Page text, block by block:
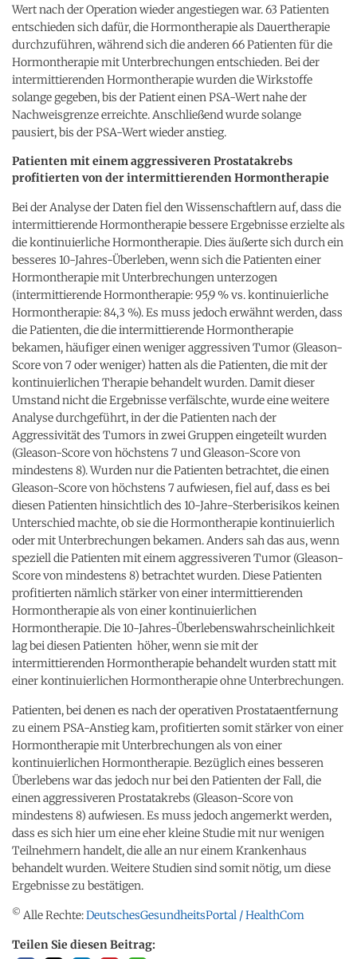
Wert nach der Operation wieder angestiegen war. 63 Patienten
entschieden sich dafür, die Hormontherapie als Dauertherapie
durchzuführen, während sich die anderen 66 Patienten für die
Hormontherapie mit Unterbrechungen entschieden. Bei der
intermittierenden Hormontherapie wurden die Wirkstoffe
solange gegeben, bis der Patient einen PSA-Wert nahe der
Nachweisgrenze erreichte. Anschließend wurde solange
pausiert, bis der PSA-Wert wieder anstieg.
Patienten mit einem aggressiveren Prostatakrebs
profitierten von der intermittierenden Hormontherapie
Bei der Analyse der Daten fiel den Wissenschaftlern auf, dass die
intermittierende Hormontherapie bessere Ergebnisse erzielte als
die kontinuierliche Hormontherapie. Dies äußerte sich durch ein
besseres 10-Jahres-Überleben, wenn sich die Patienten einer
Hormontherapie mit Unterbrechungen unterzogen
(intermittierende Hormontherapie: 95,9 % vs. kontinuierliche
Hormontherapie: 84,3 %). Es muss jedoch erwähnt werden, dass
die Patienten, die die intermittierende Hormontherapie
bekamen, häufiger einen weniger aggressiven Tumor (Gleason-
Score von 7 oder weniger) hatten als die Patienten, die mit der
kontinuierlichen Therapie behandelt wurden. Damit dieser
Umstand nicht die Ergebnisse verfälschte, wurde eine weitere
Analyse durchgeführt, in der die Patienten nach der
Aggressivität des Tumors in zwei Gruppen eingeteilt wurden
(Gleason-Score von höchstens 7 und Gleason-Score von
mindestens 8). Wurden nur die Patienten betrachtet, die einen
Gleason-Score von höchstens 7 aufwiesen, fiel auf, dass es bei
diesen Patienten hinsichtlich des 10-Jahre-Sterberisikos keinen
Unterschied machte, ob sie die Hormontherapie kontinuierlich
oder mit Unterbrechungen bekamen. Anders sah das aus, wenn
speziell die Patienten mit einem aggressiveren Tumor (Gleason-
Score von mindestens 8) betrachtet wurden. Diese Patienten
profitierten nämlich stärker von einer intermittierenden
Hormontherapie als von einer kontinuierlichen
Hormontherapie. Die 10-Jahres-Überlebenswahrscheinlichkeit
lag bei diesen Patienten höher, wenn sie mit der
intermittierenden Hormontherapie behandelt wurden statt mit
einer kontinuierlichen Hormontherapie ohne Unterbrechungen.
Patienten, bei denen es nach der operativen Prostataentfernung
zu einem PSA-Anstieg kam, profitierten somit stärker von einer
Hormontherapie mit Unterbrechungen als von einer
kontinuierlichen Hormontherapie. Bezüglich eines besseren
Überlebens war das jedoch nur bei den Patienten der Fall, die
einen aggressiveren Prostatakrebs (Gleason-Score von
mindestens 8) aufwiesen. Es muss jedoch angemerkt werden,
dass es sich hier um eine eher kleine Studie mit nur wenigen
Teilnehmern handelt, die alle an nur einem Krankenhaus
behandelt wurden. Weitere Studien sind somit nötig, um diese
Ergebnisse zu bestätigen.
© Alle Rechte:DeutschesGesundheitsPortal / HealthCom
Teilen Sie diesen Beitrag: